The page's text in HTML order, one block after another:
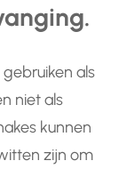
als
niet als
kunnen
zijn om